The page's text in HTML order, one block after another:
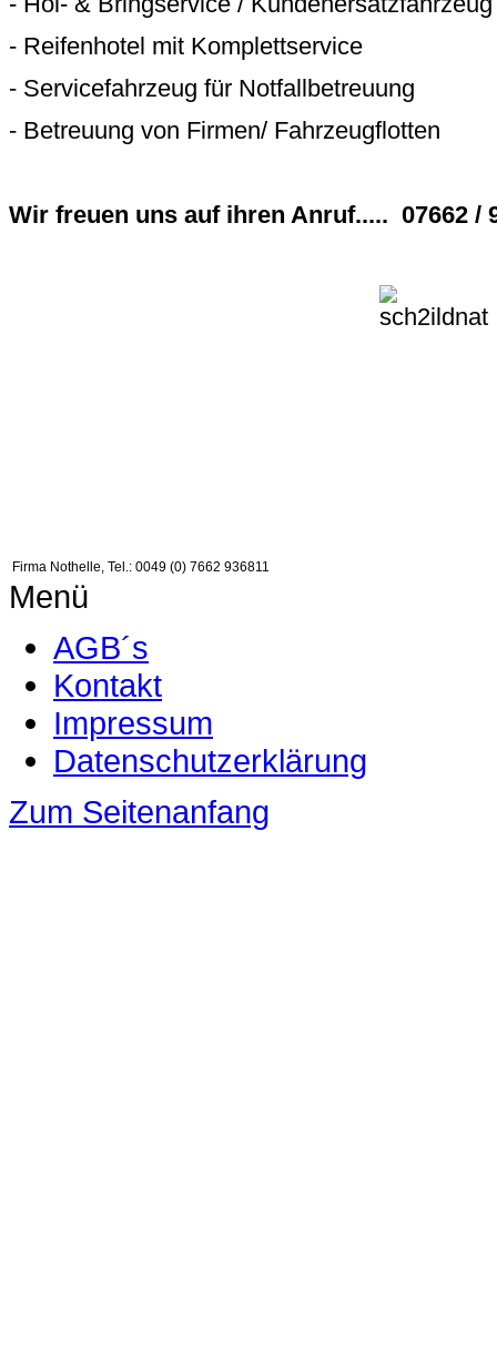
- Reifenhotel mit Komplettservice
- Servicefahrzeug für Notfallbetreuung
- Betreuung von Firmen/ Fahrzeugflotten
Wir freuen uns auf ihren Anruf..... 07662 /
Firma Nothelle, Tel.: 0049 (0) 7662 936811
Menü
AGB´s
Kontakt
Impressum
Datenschutzerklärung
Zum Seitenanfang